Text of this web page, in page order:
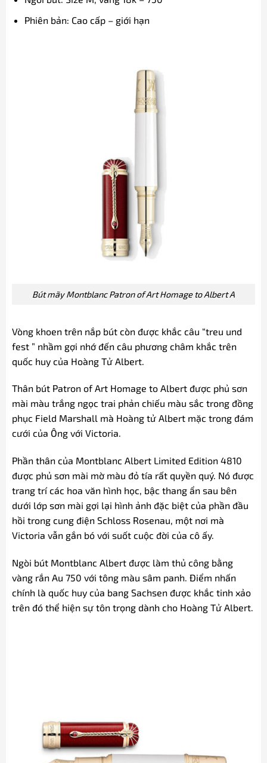
Phiên bản: Cao cấp – giới hạn
Bút mãy Montblanc Patron of Art Homage to Albert A
Vòng khoen trên nắp bút còn được khắc câu “treu und
fest ” nhầm gợi nhớ đến câu phương châm khắc trên
quốc huy của Hoàng Tử Albert.
Thân bút Patron of Art Homage to Albert được phủ sơn
mài màu trắng ngọc trai phản chiếu màu sắc trong đồng
phục Field Marshall mà Hoàng tử Albert mặc trong đám
cưới của Ông với Victoria.
Phần thân của Montblanc Albert Limited Edition 4810
được phủ sơn mài mờ màu đỏ tía rất quyền quý. Nó được
trang trí các hoa văn hình học, bậc thang ẩn sau bên
dưới lớp sơn mài gợi lại hình ảnh đặc biệt của phần đầu
hồi trong cung điện Schloss Rosenau, một nơi mà
Victoria vẫn gắn bó với suốt cuộc đời của cô ấy.
Ngòi bút Montblanc Albert được làm thủ công bằng
vàng rắn Au 750 với tông màu sâm panh. Điểm nhấn
chính là quốc huy của bang Sachsen được khắc tinh xảo
trên đó thể hiện sự tôn trọng dành cho Hoàng Tử Albert.